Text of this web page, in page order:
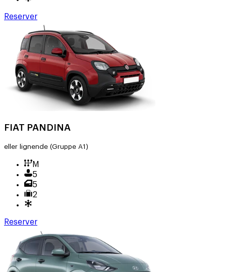
Reserver
FIAT PANDINA
eller lignende (Gruppe A1)
M
5
5
2
Reserver